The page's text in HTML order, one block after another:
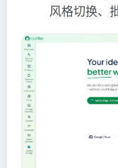
风格切换、